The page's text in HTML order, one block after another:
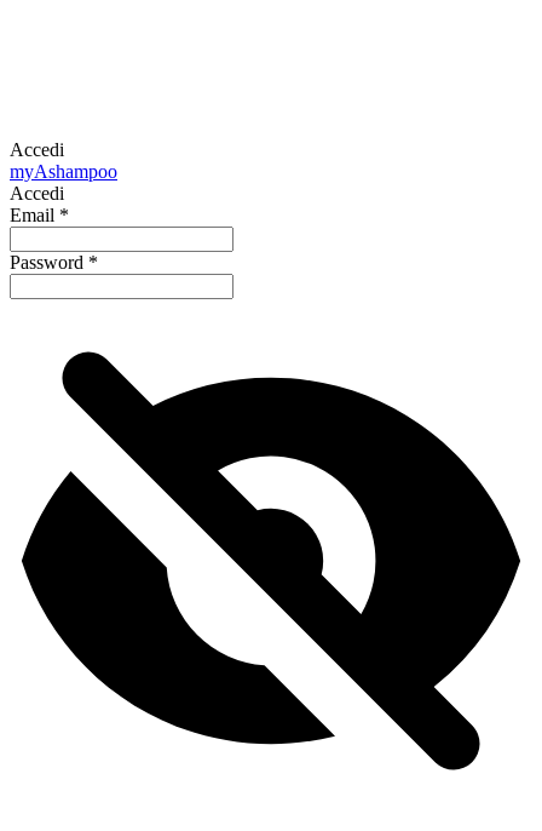
Accedi
myAshampoo
Accedi
Email *
Password *